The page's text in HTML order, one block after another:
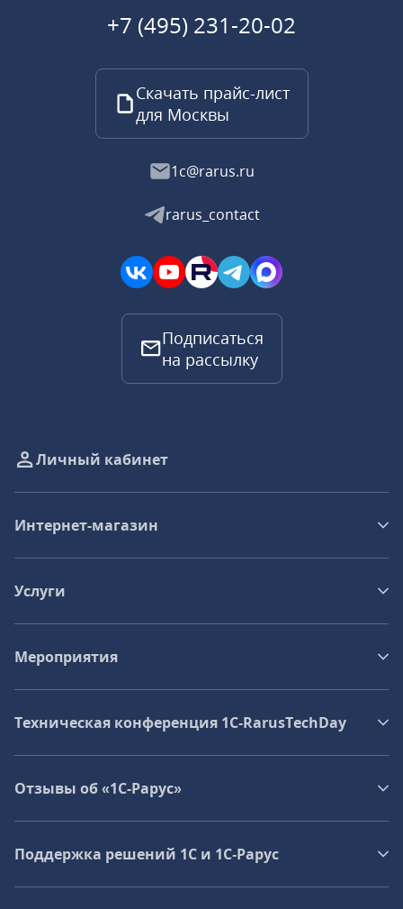
+7 (495) 231-20-02
Скачать прайс-лист
для Москвы
1c@rarus.ru
rarus_contact
Подписаться
на рассылку
Личный кабинет
Интернет-магазин
Услуги
Мероприятия
Техническая конференция 1C‑RarusTechDay
Отзывы об «1С-Рарус»
Поддержка решений 1С и 1С‑Рарус